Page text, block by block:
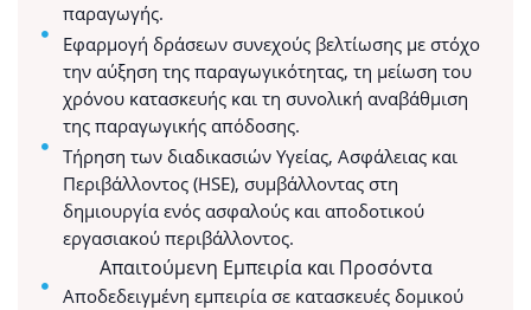
παραγωγής.
Εφαρμογή δράσεων συνεχούς βελτίωσης με στόχο
την αύξηση της παραγωγικότητας, τη μείωση του
χρόνου κατασκευής και τη συνολική αναβάθμιση
της παραγωγικής απόδοσης.
Τήρηση των διαδικασιών Υγείας, Ασφάλειας και
Περιβάλλοντος (HSE), συμβάλλοντας στη
δημιουργία ενός ασφαλούς και αποδοτικού
εργασιακού περιβάλλοντος.
Απαιτούμενη Εμπειρία και Προσόντα
Αποδεδειγμένη εμπειρία σε κατασκευές δομικού